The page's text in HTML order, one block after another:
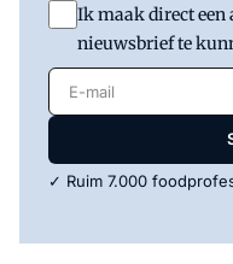
Ik maak direct een
nieuwsbrief te
E-mail
✓ Ruim 7.000